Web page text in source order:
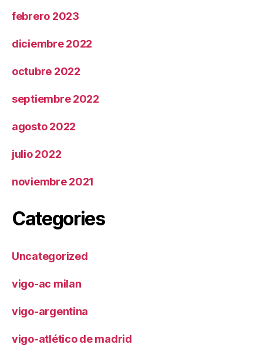
febrero 2023
diciembre 2022
octubre 2022
septiembre 2022
agosto 2022
julio 2022
noviembre 2021
Categories
Uncategorized
vigo-ac milan
vigo-argentina
vigo-atlético de madrid